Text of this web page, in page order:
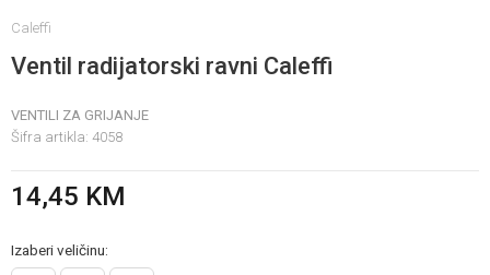
Caleffi
Ventil radijatorski ravni Caleffi
VENTILI ZA GRIJANJE
Šifra artikla: 4058
14,45 KM
Izaberi veličinu:
nedelje